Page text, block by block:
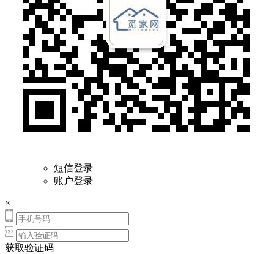
短信登录
账户登录
×
获取验证码